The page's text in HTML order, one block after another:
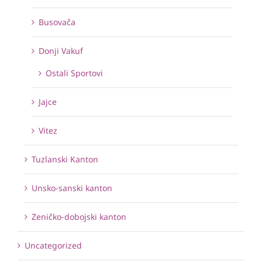
Busovača
Donji Vakuf
Ostali Sportovi
Jajce
Vitez
Tuzlanski Kanton
Unsko-sanski kanton
Zeničko-dobojski kanton
Uncategorized